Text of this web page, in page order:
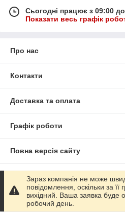
Сьогодні працює з 09:00
Показати весь графік
Про нас
Контакти
Доставка та оплата
Графік роботи
Повна версія сайту
Сайт створено на маркетплейсі
Політика конфіденційності
Зараз компанія не може
повідомлення, оскільки за її
вихідний. Ваша заявка буде
робочий день.